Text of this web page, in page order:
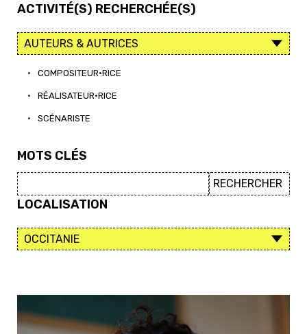
ACTIVITÉ(S) RECHERCHÉE(S)
• COMPOSITEUR·RICE
• RÉALISATEUR·RICE
• SCÉNARISTE
MOTS CLÉS
LOCALISATION